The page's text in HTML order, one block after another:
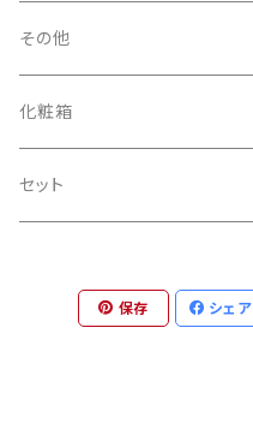
日本酒
純米大吟醸
純米吟醸
リキュール
ロック
セット
その他
食品
甘酒
グッズ
化粧箱
セット
初雪盃 日本酒+リキュール
保存 シェア